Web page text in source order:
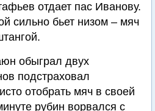
отдает пас Иванову.
сильно бьет низом – мяч
обыграл двух
подстраховал
отобрать мяч в своей
рубин ворвался с